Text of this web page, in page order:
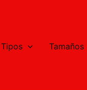
Tipos Tamaños